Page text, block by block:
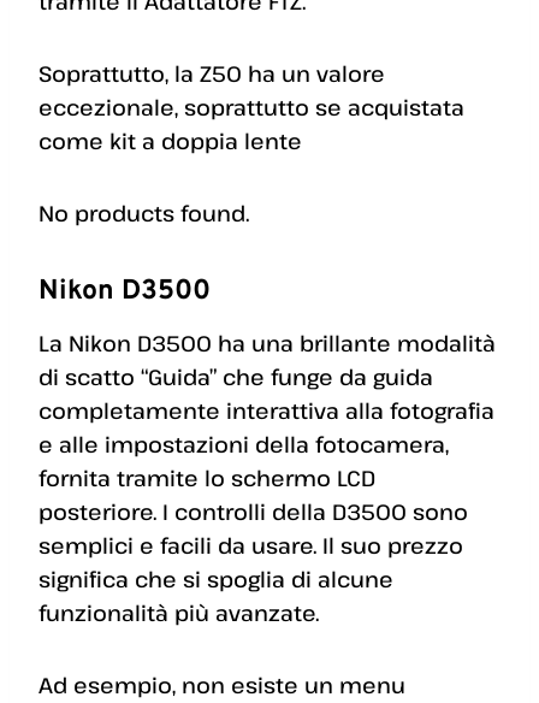
Soprattutto, la Z50 ha un valore
eccezionale, soprattutto se acquistata
come kit a doppia lente
No products found.
Nikon D3500
La Nikon D3500 ha una brillante modalità
di scatto “Guida” che funge da guida
completamente interattiva alla fotografia
e alle impostazioni della fotocamera,
fornita tramite lo schermo LCD
posteriore. I controlli della D3500 sono
semplici e facili da usare. Il suo prezzo
significa che si spoglia di alcune
funzionalità più avanzate.
Ad esempio, non esiste un menu